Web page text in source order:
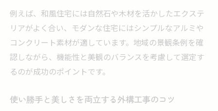
例えば、和風住宅には自然石や木材を活かしたエクステ
リアがよく合い、モダンな住宅にはシンプルなアルミや
コンクリート素材が適しています。地域の景観条例を確
認しながら、機能性と美観のバランスを考慮して選定す
るのが成功のポイントです。
使い勝手と美しさを両立する外構工事のコツ